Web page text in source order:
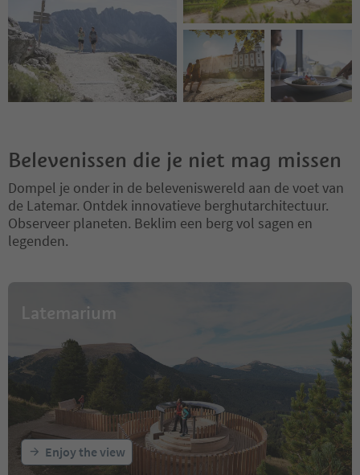
Belevenissen die je niet mag missen
Dompel je onder in de beleveniswereld aan de voet van
de Latemar. Ontdek innovatieve berghutarchitectuur.
Observeer planeten. Beklim een berg vol sagen en
legenden.
Latemarium
Enjoy the view